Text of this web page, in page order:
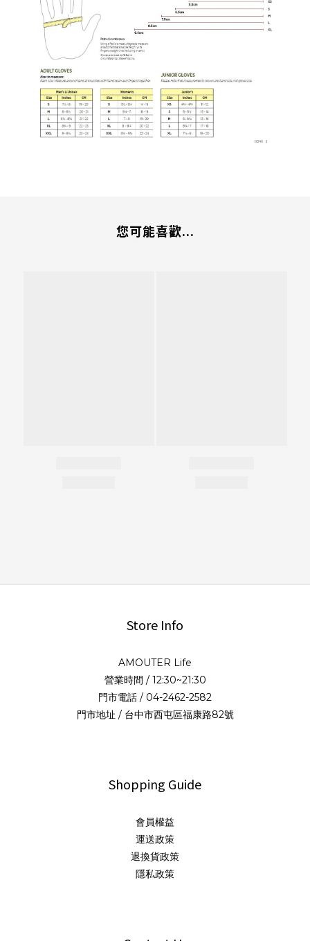
您可能喜歡...
Store Info
AMOUTER Life
營業時間 / 12:30~21:30
門市電話 / 04-2462-2582
門市地址 / 台中市西屯區福康路82號
Shopping Guide
會員權益
運送政策
退換貨政策
隱私政策